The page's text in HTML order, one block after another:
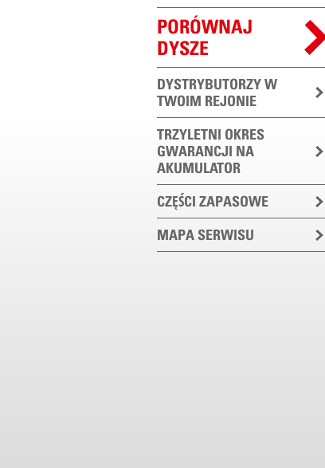
PORÓWNAJ
DYSZE
DYSTRYBUTORZY W
TWOIM REJONIE
TRZYLETNI OKRES
GWARANCJI NA
AKUMULATOR
CZĘŚCI ZAPASOWE
MAPA SERWISU